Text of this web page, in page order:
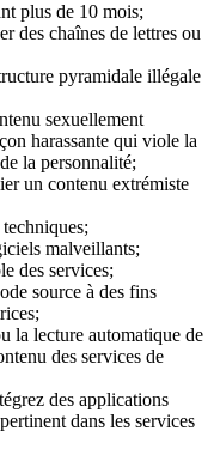
plus de 10 mois;
des chaînes de lettres ou
pyramidale illégale
sexuellement
harassante qui viole la
la personnalité;
un contenu extrémiste
malveillants;
des services;
source à des fins
la lecture automatique de
des services de
des applications
dans les services